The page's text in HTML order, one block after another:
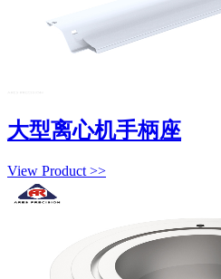
大型离心机手柄座
View Product >>